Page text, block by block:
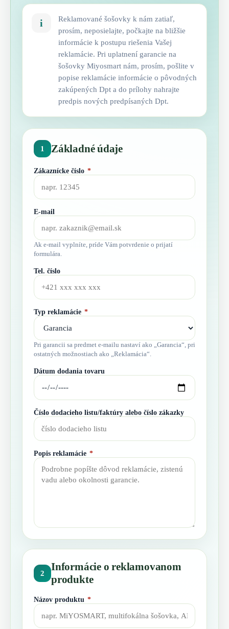
i
Reklamované šošovky k nám zatiaľ,
prosím, neposielajte, počkajte na bližšie
informácie k postupu riešenia Vašej
reklamácie. Pri uplatnení garancie na
šošovky Miyosmart nám, prosím, pošlite v
popise reklamácie informácie o pôvodných
zakúpených Dpt a do prílohy nahrajte
predpis nových predpísaných Dpt.
1 Základné údaje
Zákaznícke číslo *
E-mail
Ak e-mail vyplníte, príde Vám potvrdenie o prijatí
formulára.
Tel. číslo
Typ reklamácie *
Pri garancii sa predmet e-mailu nastaví ako „Garancia“, pri
ostatných možnostiach ako „Reklamácia“.
Dátum dodania tovaru
Číslo dodacieho listu/faktúry alebo číslo zákazky
Popis reklamácie *
2
Informácie o reklamovanom
produkte
Názov produktu *